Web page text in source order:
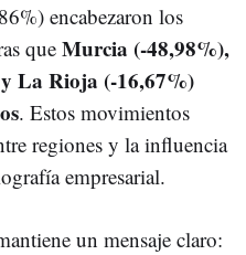
encabezaron los
que Murcia (-48,98%),
La Rioja (-16,67%)
. Estos movimientos
regiones y la influencia
empresarial.
un mensaje claro: